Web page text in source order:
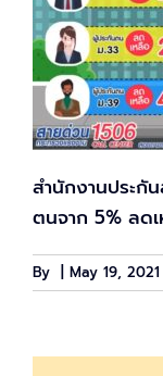
สำนักงานประกั
ตนจาก 5% ลด
By May 19, 2021